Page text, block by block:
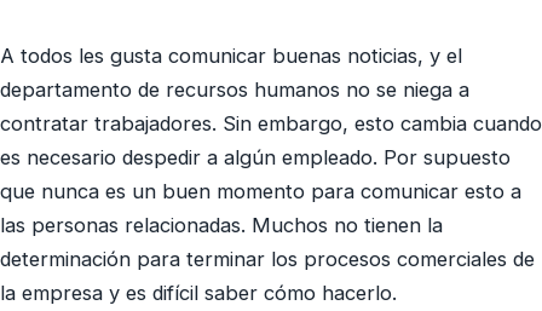
A todos les gusta comunicar buenas noticias, y el
departamento de recursos humanos no se niega a
contratar trabajadores. Sin embargo, esto cambia cuando
es necesario despedir a algún empleado. Por supuesto
que nunca es un buen momento para comunicar esto a
las personas relacionadas. Muchos no tienen la
determinación para terminar los procesos comerciales de
la empresa y es difícil saber cómo hacerlo.